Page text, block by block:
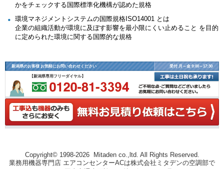
かをチェックする国際標準化機構が認めた規格
環境マネジメントシステムの国際規格ISO14001 とは
企業の組織活動が環境に及ぼす影響を最小限にくい止めること を目的
に定められた環境に関する国際的な規格
新潟県のお客様 お気軽にお問い合わせください 受付 月～金 9:00～17:30
【新潟県専用フリーダイヤル】
Copyright© 1998-2026 Mitaden co.,ltd. All Rights Reserved.
業務用機器専門店 エアコンセンターACは株式会社ミタデンの空調部で